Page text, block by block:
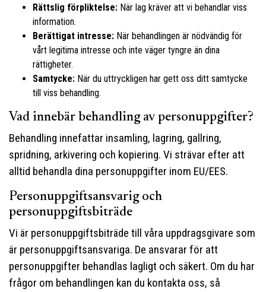
Rättslig förpliktelse: När lag kräver att vi behandlar viss
information.
Berättigat intresse: När behandlingen är nödvändig för
vårt legitima intresse och inte väger tyngre än dina
rättigheter.
Samtycke: När du uttryckligen har gett oss ditt samtycke
till viss behandling.
Vad innebär behandling av personuppgifter?
Behandling innefattar insamling, lagring, gallring,
spridning, arkivering och kopiering. Vi strävar efter att
alltid behandla dina personuppgifter inom EU/EES.
Personuppgiftsansvarig och
personuppgiftsbiträde
Vi är personuppgiftsbiträde till våra uppdragsgivare som
är personuppgiftsansvariga. De ansvarar för att
personuppgifter behandlas lagligt och säkert. Om du har
frågor om behandlingen kan du kontakta oss, så